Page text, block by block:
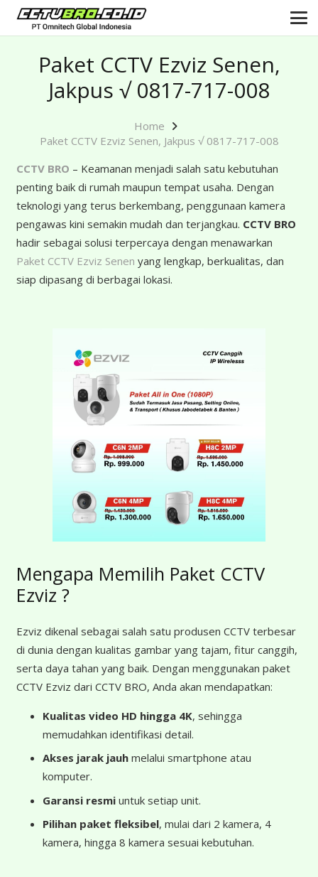
Paket CCTV Ezviz Senen,
Jakpus √ 0817-717-008
Home
Paket CCTV Ezviz Senen, Jakpus √ 0817-717-008
CCTV BRO – Keamanan menjadi salah satu kebutuhan
penting baik di rumah maupun tempat usaha. Dengan
teknologi yang terus berkembang, penggunaan kamera
pengawas kini semakin mudah dan terjangkau. CCTV BRO
hadir sebagai solusi terpercaya dengan menawarkan
Paket CCTV Ezviz Senen yang lengkap, berkualitas, dan
siap dipasang di berbagai lokasi.
Mengapa Memilih Paket CCTV
Ezviz ?
Ezviz dikenal sebagai salah satu produsen CCTV terbesar
di dunia dengan kualitas gambar yang tajam, fitur canggih,
serta daya tahan yang baik. Dengan menggunakan paket
CCTV Ezviz dari CCTV BRO, Anda akan mendapatkan:
Kualitas video HD hingga 4K, sehingga
memudahkan identifikasi detail.
Akses jarak jauh melalui smartphone atau
komputer.
Garansi resmi untuk setiap unit.
Pilihan paket fleksibel, mulai dari 2 kamera, 4
kamera, hingga 8 kamera sesuai kebutuhan.